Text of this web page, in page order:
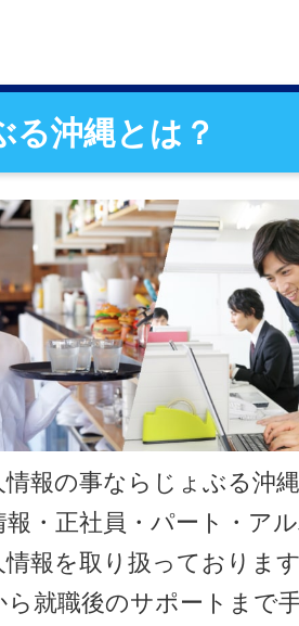
る沖縄とは？
情報の事ならじょぶる沖
報・正社員・パート・ア
情報を取り扱っておりま
ら就職後のサポートまで